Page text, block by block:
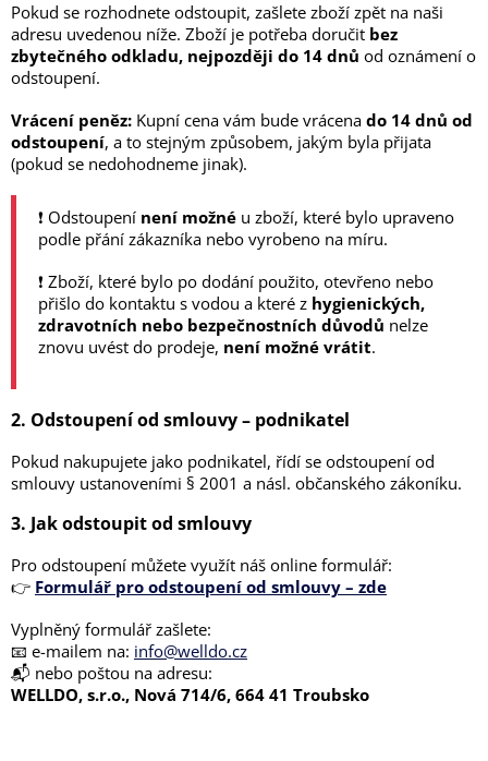
Pokud se rozhodnete odstoupit, zašlete zboží zpět na naši
adresu uvedenou níže. Zboží je potřeba doručit bez
zbytečného odkladu, nejpozději do 14 dnů od oznámení o
odstoupení.
Vrácení peněz: Kupní cena vám bude vrácena do 14 dnů od
odstoupení, a to stejným způsobem, jakým byla přijata
(pokud se nedohodneme jinak).
❗️ Odstoupení není možné u zboží, které bylo upraveno
podle přání zákazníka nebo vyrobeno na míru.
❗️ Zboží, které bylo po dodání použito, otevřeno nebo
přišlo do kontaktu s vodou a které z hygienických,
zdravotních nebo bezpečnostních důvodů nelze
znovu uvést do prodeje, není možné vrátit.
2. Odstoupení od smlouvy – podnikatel
Pokud nakupujete jako podnikatel, řídí se odstoupení od
smlouvy ustanoveními § 2001 a násl. občanského zákoníku.
3. Jak odstoupit od smlouvy
Pro odstoupení můžete využít náš online formulář:
👉 Formulář pro odstoupení od smlouvy – zde
Vyplněný formulář zašlete:
📧 e-mailem na: info@welldo.cz
📬 nebo poštou na adresu:
WELLDO, s.r.o., Nová 714/6, 664 41 Troubsko